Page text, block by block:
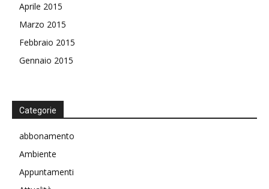
Aprile 2015
Marzo 2015
Febbraio 2015
Gennaio 2015
Categorie
abbonamento
Ambiente
Appuntamenti